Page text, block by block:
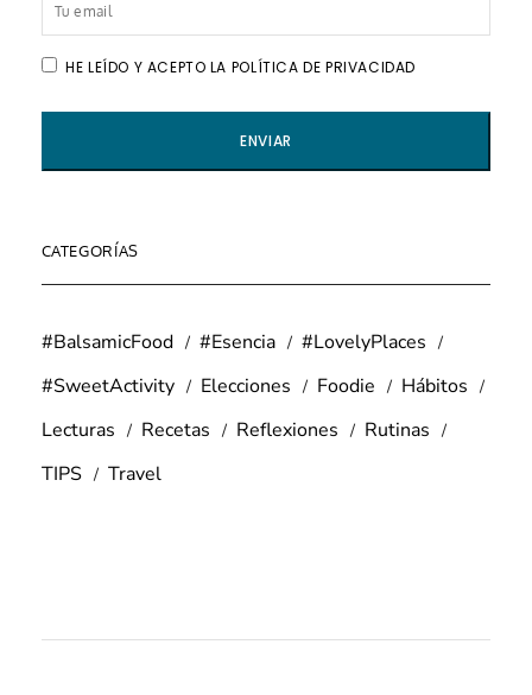
HE LEÍDO Y ACEPTO LA POLÍTICA DE PRIVACIDAD
CATEGORÍAS
#BalsamicFood #Esencia
#LovelyPlaces
#SweetActivity
Elecciones Foodie
Hábitos
Lecturas
Recetas Reflexiones
Rutinas
TIPS
Travel